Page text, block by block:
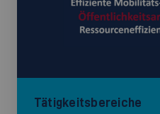
Tätigkeitsbereiche